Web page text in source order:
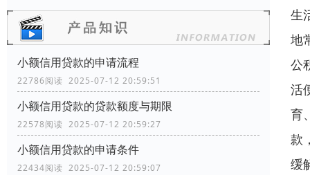
小额信用贷款的申请流程
22786阅读 2025-07-12 20:59:51
小额信用贷款的贷款额度与期限
22578阅读 2025-07-12 20:59:27
小额信用贷款的申请条件
22434阅读 2025-07-12 20:59:07
生
地
公
活
育
款
缓